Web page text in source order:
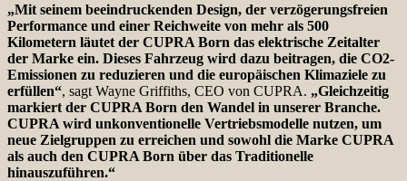
„Mit seinem beeindruckenden Design, der verzögerungsfreien
Performance und einer Reichweite von mehr als 500
Kilometern läutet der CUPRA Born das elektrische Zeitalter
der Marke ein. Dieses Fahrzeug wird dazu beitragen, die CO2-
Emissionen zu reduzieren und die europäischen Klimaziele zu
erfüllen“, sagt Wayne Griffiths, CEO von CUPRA. „Gleichzeitig
markiert der CUPRA Born den Wandel in unserer Branche.
CUPRA wird unkonventionelle Vertriebsmodelle nutzen, um
neue Zielgruppen zu erreichen und sowohl die Marke CUPRA
als auch den CUPRA Born über das Traditionelle
hinauszuführen.“